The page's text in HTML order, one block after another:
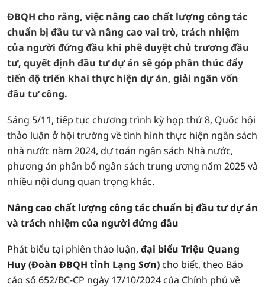
ĐBQH cho rằng, việc nâng cao chất lượng công tác
chuẩn bị đầu tư và nâng cao vai trò, trách nhiệm
của người đứng đầu khi phê duyệt chủ trương đầu
tư, quyết định đầu tư dự án sẽ góp phần thúc đẩy
tiến độ triển khai thực hiện dự án, giải ngân vốn
đầu tư công.
Sáng 5/11, tiếp tục chương trình kỳ họp thứ 8, Quốc hội
thảo luận ở hội trường về tình hình thực hiện ngân sách
nhà nước năm 2024, dự toán ngân sách Nhà nước,
phương án phân bổ ngân sách trung ương năm 2025 và
nhiều nội dung quan trọng khác.
Nâng cao chất lượng công tác chuẩn bị đầu tư dự án
và trách nhiệm của người đứng đầu
Phát biểu tại phiên thảo luận, đại biểu Triệu Quang
Huy (Đoàn ĐBQH tỉnh Lạng Sơn) cho biết, theo Báo
cáo số 652/BC-CP ngày 17/10/2024 của Chính phủ về